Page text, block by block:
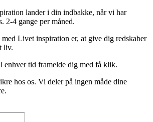
lander i din indbakke, når vi har
2-4 gange per måned.
med Livet inspiration er, at give dig redskaber
liv.
enhver tid framelde dig med få klik.
hos os. Vi deler på ingen måde dine